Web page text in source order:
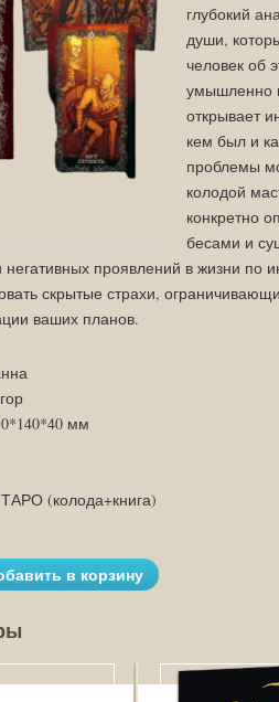
глубокий
души,
человек об
умышленно
открывает
кем был и
проблемы
колодой
конкретно
бесами и
негативных проявлений в жизни
скрытые страхи,
ваших планов.
мм
(колода+книга)